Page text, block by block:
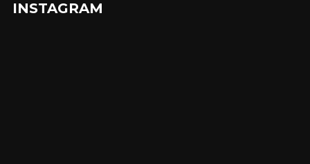
INSTAGRAM